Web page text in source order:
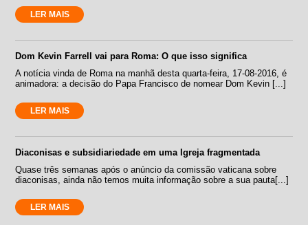
LER MAIS
Dom Kevin Farrell vai para Roma: O que isso significa
A notícia vinda de Roma na manhã desta quarta-feira, 17-08-2016, é
animadora: a decisão do Papa Francisco de nomear Dom Kevin [...]
LER MAIS
Diaconisas e subsidiariedade em uma Igreja fragmentada
Quase três semanas após o anúncio da comissão vaticana sobre
diaconisas, ainda não temos muita informação sobre a sua pauta[...]
LER MAIS